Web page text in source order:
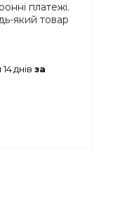
платежі.
який товар
днів за